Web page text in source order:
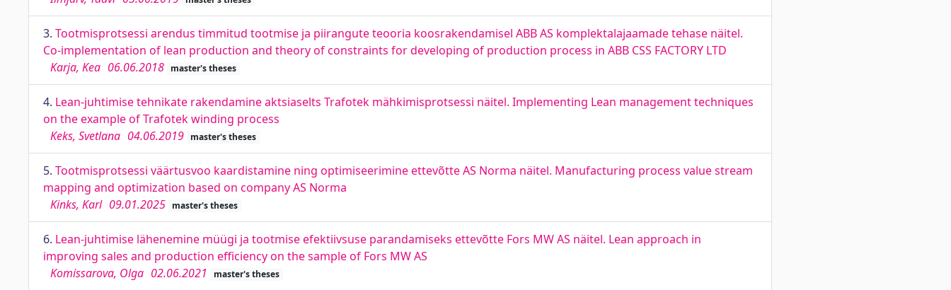
3. Tootmisprotsessi arendus timmitud tootmise ja piirangute teooria koosrakendamisel ABB AS komplektalajaamade tehase näitel.
Co-implementation of lean production and theory of constraints for developing of production process in ABB CSS FACTORY LTD
Karja, Kea 06.06.2018 master's theses
4. Lean-juhtimise tehnikate rakendamine aktsiaselts Trafotek mähkimisprotsessi näitel. Implementing Lean management techniques
on the example of Trafotek winding process
Keks, Svetlana 04.06.2019 master's theses
5. Tootmisprotsessi väärtusvoo kaardistamine ning optimiseerimine ettevõtte AS Norma näitel. Manufacturing process value stream
mapping and optimization based on company AS Norma
Kinks, Karl 09.01.2025 master's theses
6. Lean-juhtimise lähenemine müügi ja tootmise efektiivsuse parandamiseks ettevõtte Fors MW AS näitel. Lean approach in
improving sales and production efficiency on the sample of Fors MW AS
Komissarova, Olga 02.06.2021 master's theses